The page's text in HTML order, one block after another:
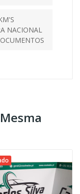
NACIONAL